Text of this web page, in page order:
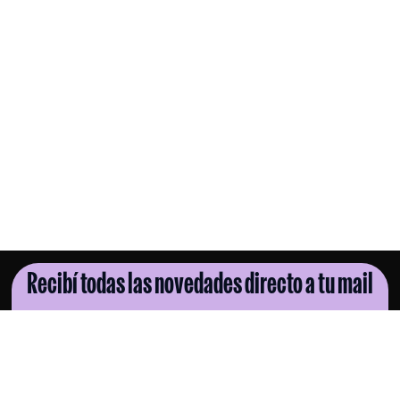
Recibí todas las novedades directo a tu mail